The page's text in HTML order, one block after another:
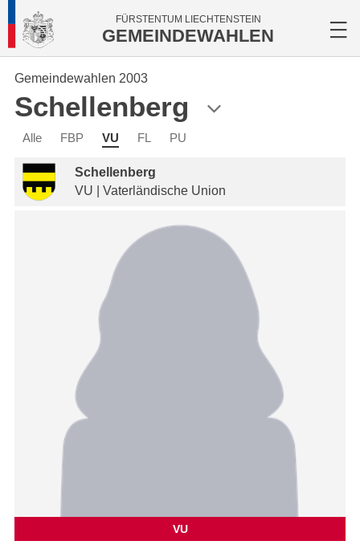
FÜRSTENTUM LIECHTENSTEIN
GEMEINDEWAHLEN
Gemeindewahlen 2003
Schellenberg
Alle FBP VU FL PU
Schellenberg
VU | Vaterländische Union
VU